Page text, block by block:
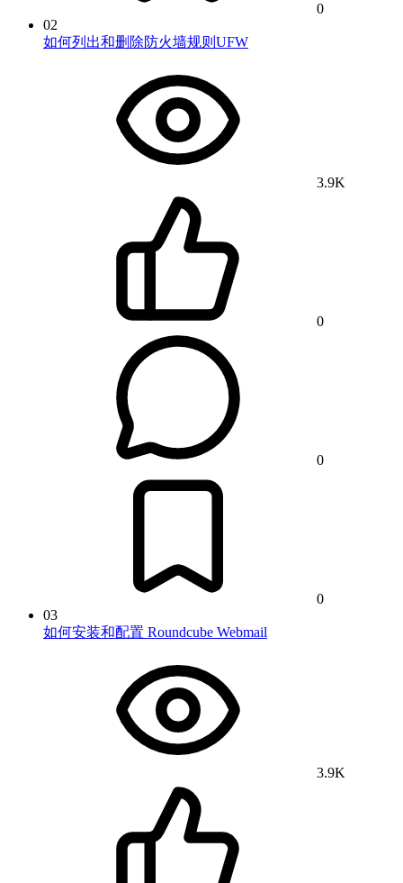
0
02
如何列出和删除防火墙规则UFW
3.9K
0
0
0
03
如何安装和配置 Roundcube Webmail
3.9K